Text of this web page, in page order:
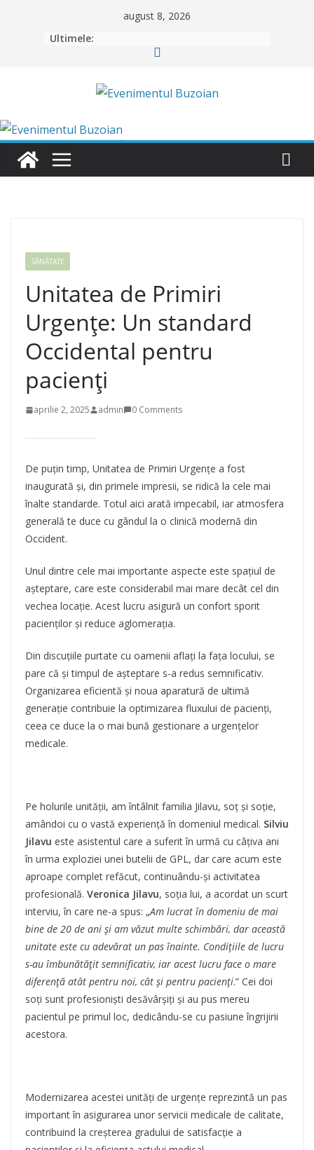
august 8, 2026
Ultimele:
SĂNĂTATE
Unitatea de Primiri
Urgențe: Un standard
Occidental pentru
pacienți
aprilie 2, 2025 admin 0 Comments
De puțin timp, Unitatea de Primiri Urgențe a fost
inaugurată și, din primele impresii, se ridică la cele mai
înalte standarde. Totul aici arată impecabil, iar atmosfera
generală te duce cu gândul la o clinică modernă din
Occident.
Unul dintre cele mai importante aspecte este spațiul de
așteptare, care este considerabil mai mare decât cel din
vechea locație. Acest lucru asigură un confort sporit
pacienților și reduce aglomerația.
Din discuțiile purtate cu oamenii aflați la fața locului, se
pare că și timpul de așteptare s-a redus semnificativ.
Organizarea eficientă și noua aparatură de ultimă
generație contribuie la optimizarea fluxului de pacienți,
ceea ce duce la o mai bună gestionare a urgențelor
medicale.
Pe holurile unității, am întâlnit familia Jilavu, soț și soție,
amândoi cu o vastă experiență în domeniul medical. Silviu
Jilavu este asistentul care a suferit în urmă cu câțiva ani
în urma exploziei unei butelii de GPL, dar care acum este
aproape complet refăcut, continuându-și activitatea
profesională. Veronica Jilavu, soția lui, a acordat un scurt
interviu, în care ne-a spus: „Am lucrat în domeniu de mai
bine de 20 de ani și am văzut multe schimbări, dar această
unitate este cu adevărat un pas înainte. Condițiile de lucru
s-au îmbunătățit semnificativ, iar acest lucru face o mare
diferență atât pentru noi, cât și pentru pacienți.” Cei doi
soți sunt profesioniști desăvârșiți și au pus mereu
pacientul pe primul loc, dedicându-se cu pasiune îngrijirii
acestora.
Modernizarea acestei unități de urgențe reprezintă un pas
important în asigurarea unor servicii medicale de calitate,
contribuind la creșterea gradului de satisfacție a